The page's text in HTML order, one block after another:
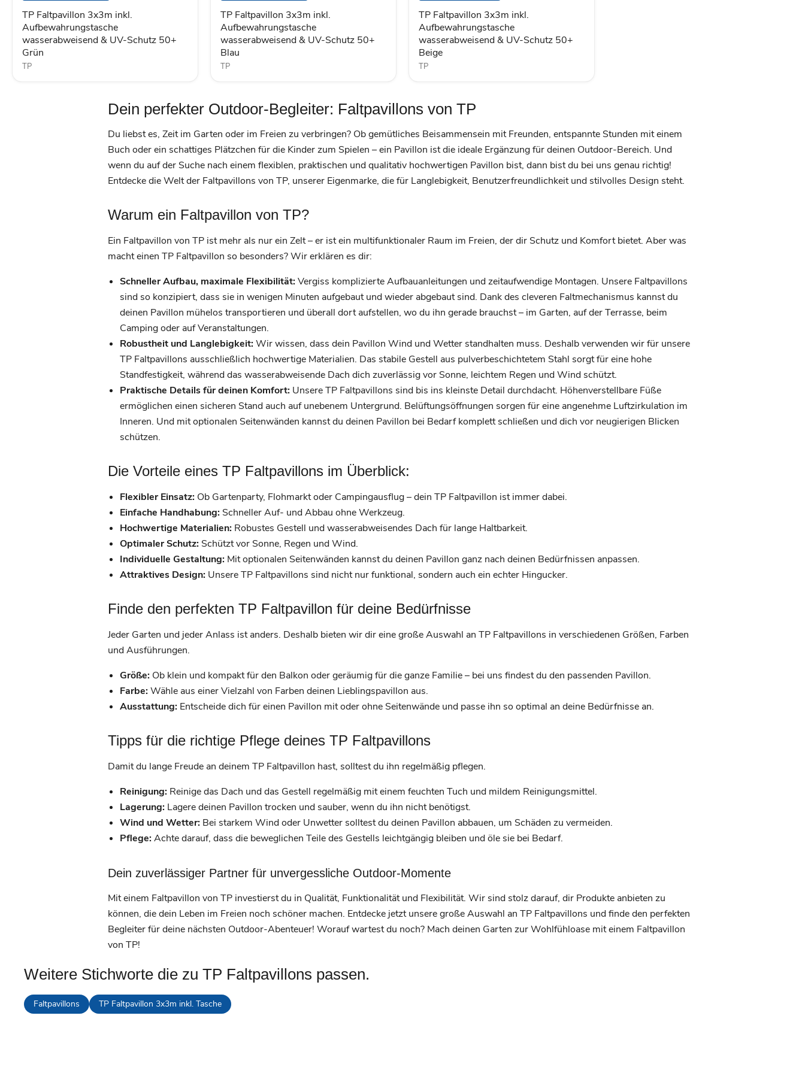
UV-
Schutz
50+
Grün
TP Faltpavillon 3x3m inkl.
Aufbewahrungstasche
wasserabweisend & UV-Schutz 50+
Grün
TP
UV-
Schutz
50+
Blau
TP Faltpavillon 3x3m inkl.
Aufbewahrungstasche
wasserabweisend & UV-Schutz 50+
Blau
TP
UV-
Schutz
50+
Beige
TP Faltpavillon 3x3m inkl.
Aufbewahrungstasche
wasserabweisend & UV-Schutz 50+
Beige
TP
Dein perfekter Outdoor-Begleiter: Faltpavillons von TP
Du liebst es, Zeit im Garten oder im Freien zu verbringen? Ob gemütliches Beisammensein mit Freunden, entspannte Stunden mit einem
Buch oder ein schattiges Plätzchen für die Kinder zum Spielen – ein Pavillon ist die ideale Ergänzung für deinen Outdoor-Bereich. Und
wenn du auf der Suche nach einem flexiblen, praktischen und qualitativ hochwertigen Pavillon bist, dann bist du bei uns genau richtig!
Entdecke die Welt der Faltpavillons von TP, unserer Eigenmarke, die für Langlebigkeit, Benutzerfreundlichkeit und stilvolles Design steht.
Warum ein Faltpavillon von TP?
Ein Faltpavillon von TP ist mehr als nur ein Zelt – er ist ein multifunktionaler Raum im Freien, der dir Schutz und Komfort bietet. Aber was
macht einen TP Faltpavillon so besonders? Wir erklären es dir:
Schneller Aufbau, maximale Flexibilität:Vergiss komplizierte Aufbauanleitungen und zeitaufwendige Montagen. Unsere Faltpavillons
sind so konzipiert, dass sie in wenigen Minuten aufgebaut und wieder abgebaut sind. Dank des cleveren Faltmechanismus kannst du
deinen Pavillon mühelos transportieren und überall dort aufstellen, wo du ihn gerade brauchst – im Garten, auf der Terrasse, beim
Camping oder auf Veranstaltungen.
Robustheit und Langlebigkeit:Wir wissen, dass dein Pavillon Wind und Wetter standhalten muss. Deshalb verwenden wir für unsere
TP Faltpavillons ausschließlich hochwertige Materialien. Das stabile Gestell aus pulverbeschichtetem Stahl sorgt für eine hohe
Standfestigkeit, während das wasserabweisende Dach dich zuverlässig vor Sonne, leichtem Regen und Wind schützt.
Praktische Details für deinen Komfort: Unsere TP Faltpavillons sind bis ins kleinste Detail durchdacht. Höhenverstellbare Füße
ermöglichen einen sicheren Stand auch auf unebenem Untergrund. Belüftungsöffnungen sorgen für eine angenehme Luftzirkulation im
Inneren. Und mit optionalen Seitenwänden kannst du deinen Pavillon bei Bedarf komplett schließen und dich vor neugierigen Blicken
schützen.
Die Vorteile eines TP Faltpavillons im Überblick:
Flexibler Einsatz: Ob Gartenparty, Flohmarkt oder Campingausflug – dein TP Faltpavillon ist immer dabei.
Einfache Handhabung: Schneller Auf- und Abbau ohne Werkzeug.
Hochwertige Materialien: Robustes Gestell und wasserabweisendes Dach für lange Haltbarkeit.
Optimaler Schutz: Schützt vor Sonne, Regen und Wind.
Individuelle Gestaltung: Mit optionalen Seitenwänden kannst du deinen Pavillon ganz nach deinen Bedürfnissen anpassen.
Attraktives Design: Unsere TP Faltpavillons sind nicht nur funktional, sondern auch ein echter Hingucker.
Finde den perfekten TP Faltpavillon für deine Bedürfnisse
Jeder Garten und jeder Anlass ist anders. Deshalb bieten wir dir eine große Auswahl an TP Faltpavillons in verschiedenen Größen, Farben
und Ausführungen.
Größe: Ob klein und kompakt für den Balkon oder geräumig für die ganze Familie – bei uns findest du den passenden Pavillon.
Farbe:Wähle aus einer Vielzahl von Farben deinen Lieblingspavillon aus.
Ausstattung: Entscheide dich für einen Pavillon mit oder ohne Seitenwände und passe ihn so optimal an deine Bedürfnisse an.
Tipps für die richtige Pflege deines TP Faltpavillons
Damit du lange Freude an deinem TP Faltpavillon hast, solltest du ihn regelmäßig pflegen.
Reinigung: Reinige das Dach und das Gestell regelmäßig mit einem feuchten Tuch und mildem Reinigungsmittel.
Lagerung: Lagere deinen Pavillon trocken und sauber, wenn du ihn nicht benötigst.
Wind und Wetter: Bei starkem Wind oder Unwetter solltest du deinen Pavillon abbauen, um Schäden zu vermeiden.
Pflege:Achte darauf, dass die beweglichen Teile des Gestells leichtgängig bleiben und öle sie bei Bedarf.
Dein zuverlässiger Partner für unvergessliche Outdoor-Momente
Mit einem Faltpavillon von TP investierst du in Qualität, Funktionalität und Flexibilität. Wir sind stolz darauf, dir Produkte anbieten zu
können, die dein Leben im Freien noch schöner machen. Entdecke jetzt unsere große Auswahl an TP Faltpavillons und finde den perfekten
Begleiter für deine nächsten Outdoor-Abenteuer! Worauf wartest du noch? Mach deinen Garten zur Wohlfühloase mit einem Faltpavillon
von TP!
Weitere Stichworte die zu TP Faltpavillons passen.
Faltpavillons TP Faltpavillon 3x3m inkl. Tasche